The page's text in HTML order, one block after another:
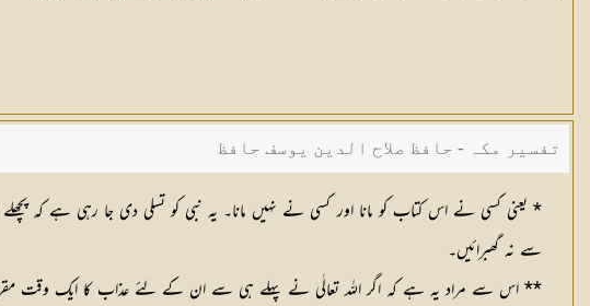
تفسیر مکہ - حافظ صلاح الدین یوسف حافظ
* یعنی کسی نے اس کتاب کو مانا اور کسی نے نہیں مانا۔ یہ نبی کو تسلی دی جا رہی ہے کہ
سے نہ گھبرائیں۔
** اس سے مراد یہ ہے کہ اگر اللہ تعالٰی نے پہلے ہی سے ان کے لئے عذاب کا ایک وقت مقرر کیا